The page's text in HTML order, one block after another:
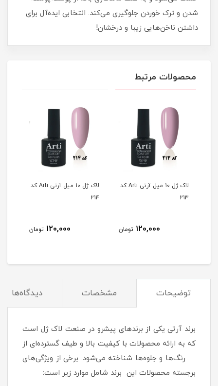
شدن و ترک خوردن جلوگیری می‌کند. انتخابی ایده‌آل برای
داشتن ناخن‌هایی زیبا و درخشان!
محصولات مرتبط
لاک ژل 10 میل آرتی Arti کد
213
120,000 تومان
لاک ژل 10 میل آرتی Arti کد
214
120,000 تومان
توضیحات مشخصات دیدگاه‌ها
برند آرتی یکی از برندهای پیشرو در صنعت لاک ژل است
که به ارائه محصولات با کیفیت بالا و طیف گسترده‌ای از
رنگ‌ها و جلوه‌ها شناخته می‌شود. برخی از ویژگی‌های
برجسته محصولات این برند شامل موارد زیر است: